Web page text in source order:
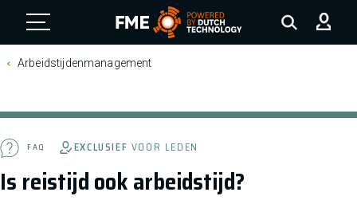
FME Logo, to the homepage
Arbeidstijdenmanagement
Is reistijd ook arbeidstijd?
FAQ EXCLUSIEF VOOR LEDEN